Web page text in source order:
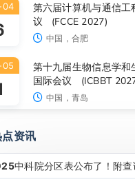
04
第六届计算机与通信工
议 (FCCE 2027)
中国，合肥
05
第十九届生物信息学和
国际会议 (ICBBT
中国，青岛
资讯
中科院分区表公布了！附查